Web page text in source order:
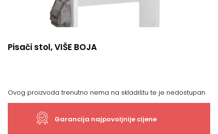
Pisači stol, VIŠE BOJA
Ovog proizvoda trenutno nema na skladištu te je nedostupan
Garancija najpovoljnije cijene